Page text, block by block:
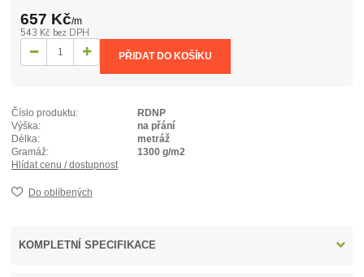
657 Kč/m
543 Kč bez DPH
PŘIDAT DO KOŠÍKU
Číslo produktu:
RDNP
Výška:
na přání
Délka:
metráž
Gramáž:
1300 g/m2
Hlídat cenu / dostupnost
Do oblíbených
KOMPLETNÍ SPECIFIKACE